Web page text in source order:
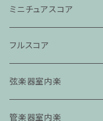
ミニチュアスコア
フルスコア
弦楽器室内楽
管楽器室内楽